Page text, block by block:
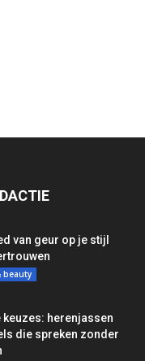
van geur op je stijl
beauty
herenjassen
die spreken zonder